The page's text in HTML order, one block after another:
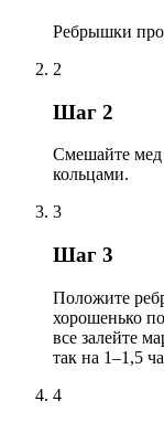
Ребрышки
2
Шаг 2
Смешайте мед
кольцами.
3
Шаг 3
Положите
хорошенько
все залейте
так на 1–1,5
4